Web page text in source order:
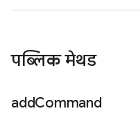
पब्लिक मेथड
addCommand